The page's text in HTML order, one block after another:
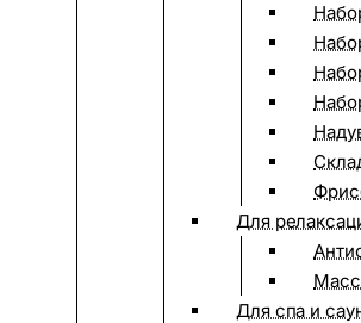
Для
Для спа и